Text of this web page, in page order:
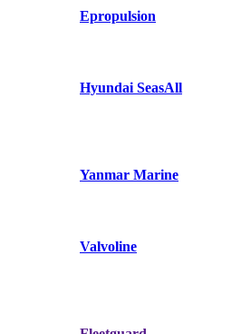
Epropulsion
Hyundai SeasAll
Yanmar Marine
Valvoline